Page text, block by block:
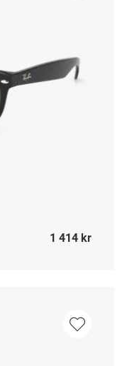
1 414 kr